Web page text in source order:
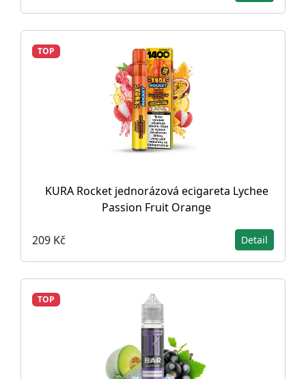
TOP
KURA Rocket jednorázová ecigareta Lychee
Passion Fruit Orange
209 Kč Detail
TOP